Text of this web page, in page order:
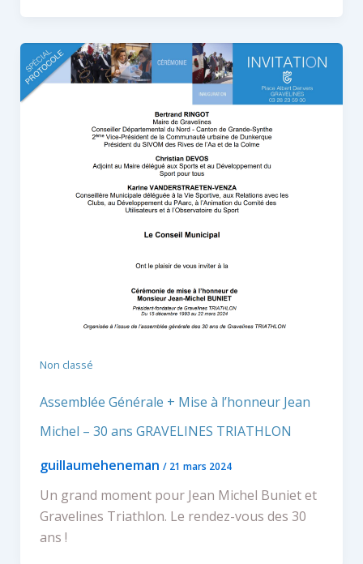
Non classé
Assemblée Générale + Mise à l’honneur Jean
Michel – 30 ans GRAVELINES TRIATHLON
guillaumeheneman / 21 mars 2024
Un grand moment pour Jean Michel Buniet et
Gravelines Triathlon. Le rendez-vous des 30
ans !